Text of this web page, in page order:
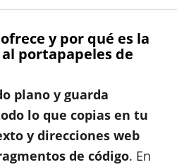
y por qué es la
portapapeles de
plano y guarda
lo que copias en tu
y direcciones web
de código. En